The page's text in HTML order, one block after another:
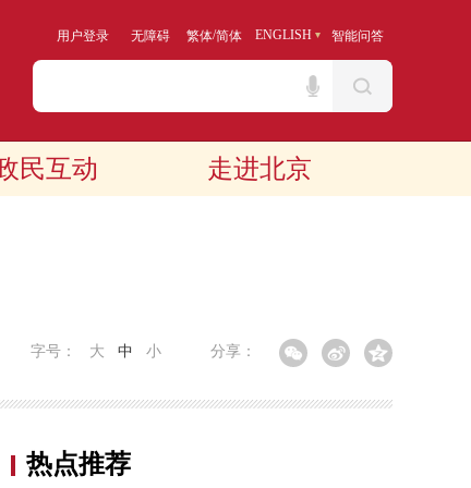
用户登录 无障碍 繁体/简体 ENGLISH 智能问答
民互动 走进北京
分享：
字号： 大 中 小
热点推荐